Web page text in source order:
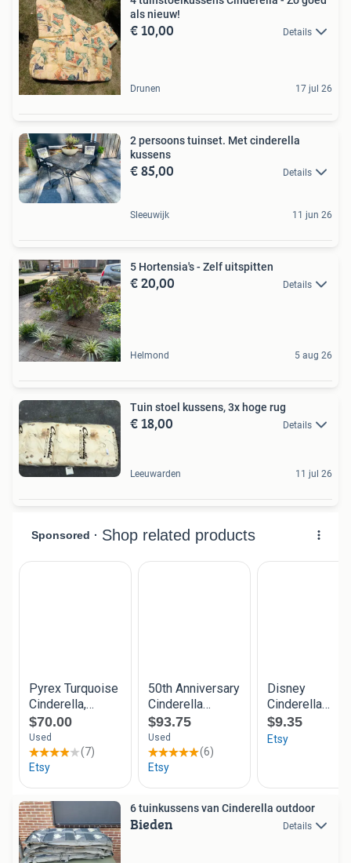
als nieuw!
€ 10,00 Details
Drunen 17 jul 26
2 persoons tuinset. Met cinderella
kussens
€ 85,00 Details
Sleeuwijk 11 jun 26
5 Hortensia's - Zelf uitspitten
€ 20,00 Details
Helmond 5 aug 26
Tuin stoel kussens, 3x hoge rug
€ 18,00 Details
Leeuwarden 11 jul 26
6 tuinkussens van Cinderella outdoor
Bieden Details